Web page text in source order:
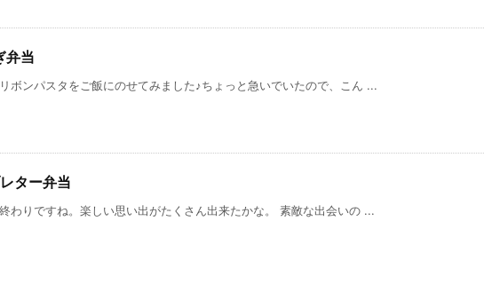
弁当
ボンパスタをご飯にのせてみました♪ちょっと急いでいたので、こん ...
ター弁当
わりですね。楽しい思い出がたくさん出来たかな。 素敵な出会いの ...